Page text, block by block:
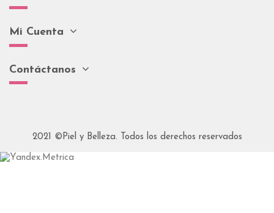
Mi Cuenta
Contáctanos
2021 ©Piel y Belleza. Todos los derechos reservados